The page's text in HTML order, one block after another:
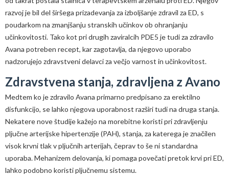
razvoj je bil del širšega prizadevanja za izboljšanje zdravil za ED, s
poudarkom na zmanjšanju stranskih učinkov ob ohranjanju
učinkovitosti. Tako kot pri drugih zaviralcih PDE5 je tudi za zdravilo
Avana potreben recept, kar zagotavlja, da njegovo uporabo
nadzorujejo zdravstveni delavci za večjo varnost in učinkovitost.
Zdravstvena stanja, zdravljena z Avano
Medtem ko je zdravilo Avana primarno predpisano za erektilno
disfunkcijo, se lahko njegova uporabnost razširi tudi na druga stanja.
Nekatere nove študije kažejo na morebitne koristi pri zdravljenju
pljučne arterijske hipertenzije (PAH), stanja, za katerega je značilen
visok krvni tlak v pljučnih arterijah, čeprav to še ni standardna
uporaba. Mehanizem delovanja, ki pomaga povečati pretok krvi pri ED,
lahko podobno koristi pljučnemu sistemu.